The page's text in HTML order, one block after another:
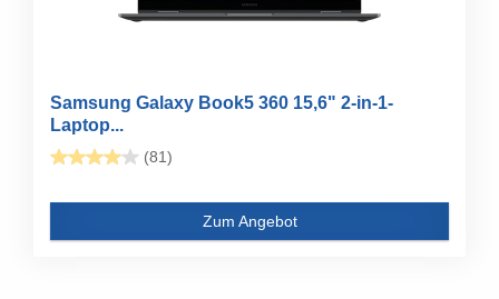
Samsung Galaxy Book5 360 15,6" 2-in-1-
Laptop...
(81)
Zum Angebot